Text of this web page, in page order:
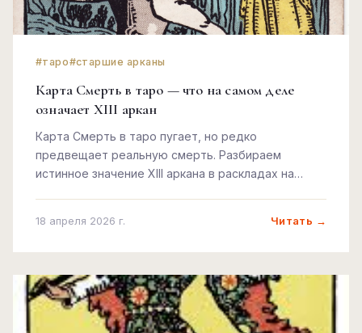
#таро#старшие арканы
Карта Смерть в таро — что на самом деле
означает XIII аркан
Карта Смерть в таро пугает, но редко
предвещает реальную смерть. Разбираем
истинное значение XIII аркана в раскладах на
18 апреля 2026 г. Читать →